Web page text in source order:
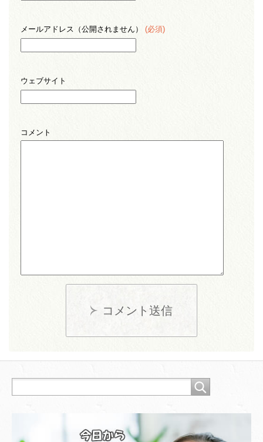
メールアドレス（公開されません） (必須)
ウェブサイト
コメント
コメント送信